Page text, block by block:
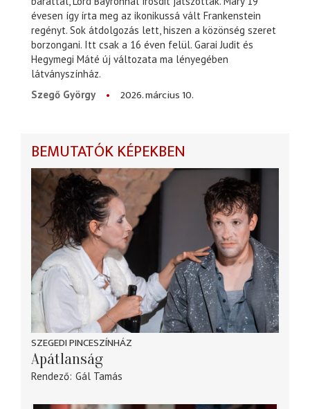
évesen így írta meg az ikonikussá vált Frankenstein
regényt. Sok átdolgozás lett, hiszen a közönség szeret
borzongani. Itt csak a 16 éven felül. Garai Judit és
Hegymegi Máté új változata ma lényegében
látványszínház.
Szegő György
2026. március 10.
BEMUTATÓK KÉPEKBEN
SZEGEDI PINCESZÍNHÁZ
Apátlanság
Rendező Gál Tamás